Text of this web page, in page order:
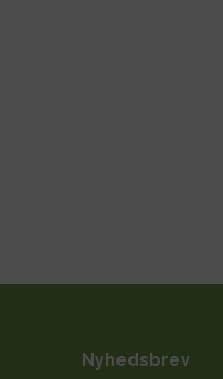
Nyhedsbrev